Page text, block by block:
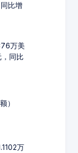
比增
万美
同比
）
万